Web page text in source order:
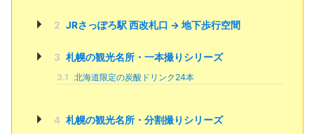
2 JRさっぽろ駅 西改札口 → 地下歩行空間
3 札幌の観光名所・一本撮りシリーズ
3.1 北海道限定の炭酸ドリンク24本
4 札幌の観光名所・分割撮りシリーズ